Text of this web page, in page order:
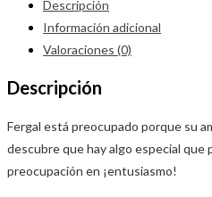
Descripción
Información adicional
Valoraciones (0)
Descripción
Fergal está preocupado porque su
descubre que hay algo especial que
preocupación en ¡entusiasmo!